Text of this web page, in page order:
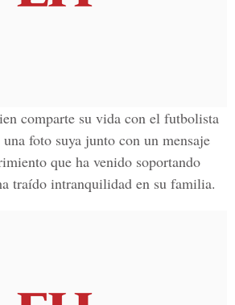
comparte su vida con el futbolista
foto suya junto con un mensaje
que ha venido soportando
traído intranquilidad en su familia.